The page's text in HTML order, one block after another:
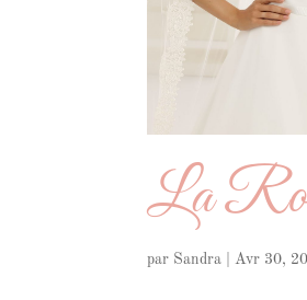
La
par Sandra |Avr 30,